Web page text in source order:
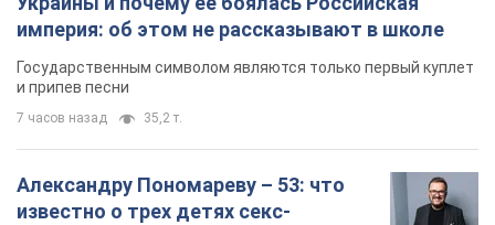
империя: об этом не рассказывают в школе
Государственным символом являются только первый куплет
и припев песни
7 часов назад 35,2 т.
Александру Пономареву – 53: что
известно о трех детях секс-